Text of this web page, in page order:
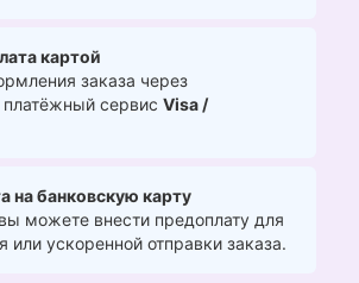
картой
заказа через
сервис Visa /
на банковскую карту
можете внести предоплату для
или ускоренной отправки заказа.